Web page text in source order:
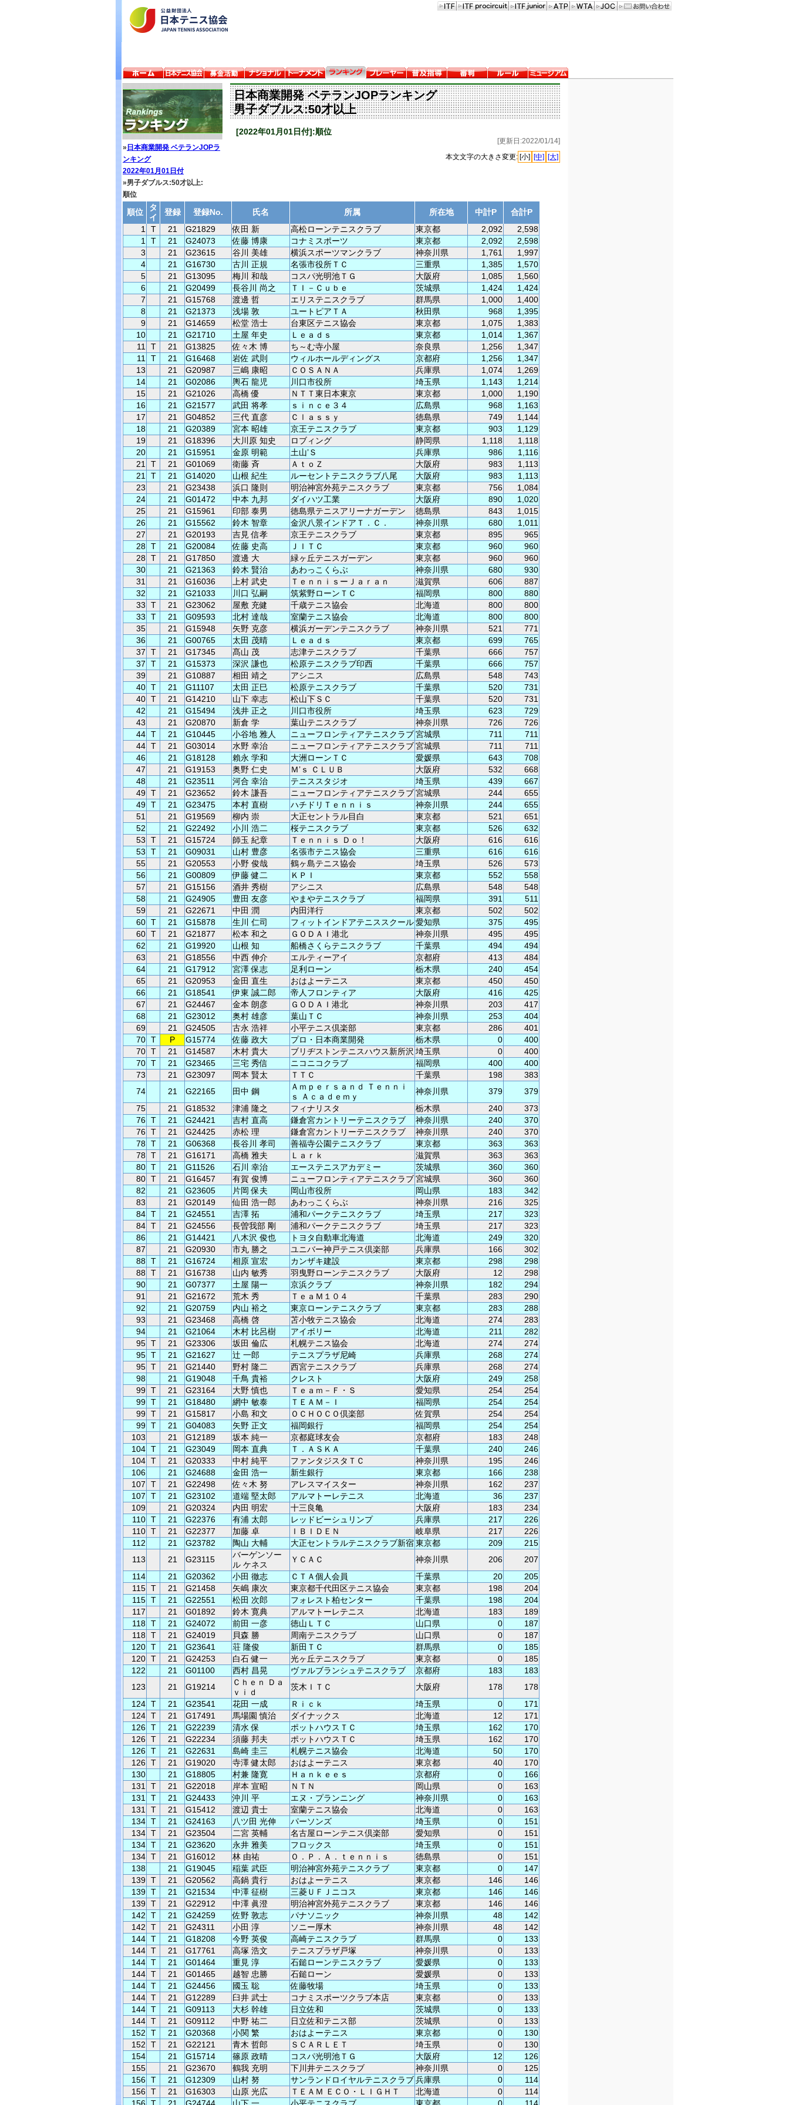
» 日本商業開発 ベテランJOPラ
ンキング
2022年01月01日付
»男子ダブルス:50才以上:
順位
日本商業開発 ベテランJOPランキング
男子ダブルス:50才以上
[2022年01月01日付]:順位
[更新日:2022/01/14]
本文文字の大きさ変更: [小] [中] [大]
順位
タ
イ
登録 登録No. 氏名 所属 所在地 中計P
合計P
1
T 21 G21829 依田 新 高松ローンテニスクラブ 東京都 2,092
2,598
1
T 21 G24073 佐藤 博康 コナミスポーツ 東京都 2,092
2,598
3
21 G23615 谷川 美雄 横浜スポーツマンクラブ 神奈川県 1,761
1,997
4
21 G16730 古川 正規 名張市役所ＴＣ 三重県 1,385
1,570
5
21 G13095 梅川 和哉 コスパ光明池ＴＧ 大阪府 1,085
1,560
6
21 G20499 長谷川 尚之 ＴＩ－Ｃｕｂｅ 茨城県 1,424
1,424
7
21 G15768 渡邊 哲 エリステニスクラブ 群馬県 1,000
1,400
8
21 G21373 浅場 敦 ユートピアＴＡ 秋田県 968
1,395
9
21 G14659 松堂 浩士 台東区テニス協会 東京都 1,075
1,383
10
21 G21710 土屋 年史 Ｌｅａｄｓ 東京都 1,014
1,367
11
T 21 G13825 佐々木 博 ち～む寺小屋 奈良県 1,256
1,347
11
T 21 G16468 岩佐 武則 ウィルホールディングス 京都府 1,256
1,347
13
21 G20987 三嶋 康昭 ＣＯＳＡＮＡ 兵庫県 1,074
1,269
14
21 G02086 輿石 龍児 川口市役所 埼玉県 1,143
1,214
15
21 G21026 高橋 優 ＮＴＴ東日本東京 東京都 1,000
1,190
16
21 G21577 武田 将孝 ｓｉｎｃｅ３４ 広島県 968
1,163
17
21 G04852 三代 直彦 Ｃｌａｓｓｙ 徳島県 749
1,144
18
21 G20389 宮本 昭雄 京王テニスクラブ 東京都 903
1,129
19
21 G18396 大川原 知史 ロブィング 静岡県 1,118
1,118
20
21 G15951 金原 明範 土山’Ｓ 兵庫県 986
1,116
21
T 21 G01069 衛藤 斉 ＡｔｏＺ 大阪府 983
1,113
21
T 21 G14020 山根 紀生 ルーセントテニスクラブ八尾 大阪府 983
1,113
23
21 G23438 浜口 隆則 明治神宮外苑テニスクラブ 東京都 756
1,084
24
21 G01472 中本 九邦 ダイハツ工業 大阪府 890
1,020
25
21 G15961 印部 泰男 徳島県テニスアリーナガーデン 徳島県 843
1,015
26
21 G15562 鈴木 智章 金沢八景インドアＴ．Ｃ． 神奈川県 680
1,011
27
21 G20193 吉見 信孝 京王テニスクラブ 東京都 895
965
28 T 21 G20084 佐藤 史高 ＪＩＴＣ 東京都 960
960
28 T 21 G17850 渡邊 大 緑ヶ丘テニスガーデン 東京都 960
960
30
21 G21363 鈴木 賢治 あわっこくらぶ 神奈川県 680
930
31
21 G16036 上村 武史 ＴｅｎｎｉｓーＪａｒａｎ 滋賀県 606
887
32
21 G21033 川口 弘嗣 筑紫野ローンＴＣ 福岡県 800
880
33
T 21 G23062 屋敷 充健 千歳テニス協会 北海道 800
800
33
T 21 G09593 北村 達哉 室蘭テニス協会 北海道 800
800
35
21 G15948 矢野 克彦 横浜ガーデンテニスクラブ 神奈川県 521
771
36
21 G00765 太田 茂晴 Ｌｅａｄｓ 東京都 699
765
37
T 21 G17345 髙山 茂 志津テニスクラブ 千葉県 666
757
37
T 21 G15373 深沢 謙也 松原テニスクラブ印西 千葉県 666
757
39
21 G10887 相田 靖之 アシニス 広島県 548
743
40 T 21 G11107 太田 正巳 松原テニスクラブ 千葉県 520
731
40 T 21 G14210 山下 幸志 松山下ＳＣ 千葉県 520
731
42
21 G15494 浅井 正之 川口市役所 埼玉県 623
729
43
21 G20870 新倉 学 葉山テニスクラブ 神奈川県 726
726
44 T 21 G10445 小谷地 雅人 ニューフロンティアテニスクラブ宮城県 711
711
44 T 21 G03014 水野 幸治 ニューフロンティアテニスクラブ宮城県 711
711
46
21 G18128 賴永 学和 大洲ローンＴＣ 愛媛県 643
708
47
21 G19153 奥野 仁史 Ｍ’ｓ ＣＬＵＢ 大阪府 532
668
48
21 G23511 河合 幸治 テニススタジオ 埼玉県 439
667
49 T 21 G23652 鈴木 謙吾 ニューフロンティアテニスクラブ宮城県 244
655
49 T 21 G23475 本村 直樹 ハチドリＴｅｎｎｉｓ 神奈川県 244
655
51
21 G19569 柳内 崇 大正セントラル目白 東京都 521
651
52
21 G22492 小川 浩二 桜テニスクラブ 東京都 526
632
53
T 21 G15724 師玉 紀章 Ｔｅｎｎｉｓ Ｄｏ！ 大阪府 616
616
53
T 21 G09031 山村 豊彦 名張市テニス協会 三重県 616
616
55
21 G20553 小野 俊哉 鶴ヶ島テニス協会 埼玉県 526
573
56
21 G00809 伊藤 健二 ＫＰＩ 東京都 552
558
57
21 G15156 酒井 秀樹 アシニス 広島県 548
548
58
21 G24905 豊田 友彦 やまやテニスクラブ 福岡県 391
511
59
21 G22671 中田 潤 内田洋行 東京都 502
502
60 T 21 G15878 生川 仁司 フィットインドアテニススクール愛知県 375
495
60 T 21 G21877 松本 和之 ＧＯＤＡＩ港北 神奈川県 495
495
62
21 G19920 山根 知 船橋さくらテニスクラブ 千葉県 494
494
63
21 G18556 中西 伸介 エルティーアイ 京都府 413
484
64
21 G17912 宮澤 保志 足利ローン 栃木県 240
454
65
21 G20953 金田 直生 おはよーテニス 東京都 450
450
66
21 G18541 伊東 誠二郎 帝人フロンティア 大阪府 416
425
67
21 G24467 金本 朗彦 ＧＯＤＡＩ港北 神奈川県 203
417
68
21 G23012 奥村 雄彦 葉山ＴＣ 神奈川県 253
404
69
21 G24505 古永 浩祥 小平テニス倶楽部 東京都 286
401
70 T P G15774 佐藤 政大 プロ・日本商業開発 栃木県 0
400
70 T 21 G14587 木村 貴大 ブリヂストンテニスハウス新所沢 埼玉県 0
400
70 T 21 G23465 三宅 秀信 ニコニコクラブ 福岡県 400
400
73
21 G23097 岡本 賢太 ＴＴＣ 千葉県 198
383
74
21 G22165 田中 鋼
Ａｍｐｅｒｓａｎｄ Ｔｅｎｎｉ
ｓ Ａｃａｄｅｍｙ
神奈川県 379
379
75
21 G18532 津浦 隆之 フィナリスタ 栃木県 240
373
76 T 21 G24421 吉村 直高 鎌倉宮カントリーテニスクラブ 神奈川県 240
370
76 T 21 G24425 赤松 理 鎌倉宮カントリーテニスクラブ 神奈川県 240
370
78 T 21 G06368 長谷川 孝司 善福寺公園テニスクラブ 東京都 363
363
78 T 21 G16171 高橋 雅夫 Ｌａｒｋ 滋賀県 363
363
80 T 21 G11526 石川 幸治 エーステニスアカデミー 茨城県 360
360
80 T 21 G16457 有賀 俊博 ニューフロンティアテニスクラブ宮城県 360
360
82
21 G23605 片岡 保夫 岡山市役所 岡山県 183
342
83
21 G20149 仙田 浩一郎 あわっこくらぶ 神奈川県 216
325
84 T 21 G24551 吉澤 拓 浦和パークテニスクラブ 埼玉県 217
323
84 T 21 G24556 長曽我部 剛 浦和パークテニスクラブ 埼玉県 217
323
86
21 G14421 八木沢 俊也 トヨタ自動車北海道 北海道 249
320
87
21 G20930 市丸 勝之 ユニバー神戸テニス倶楽部 兵庫県 166
302
88 T 21 G16724 相原 宣宏 カンザキ建設 東京都 298
298
88 T 21 G16738 山内 敏秀 羽曳野ローンテニスクラブ 大阪府 12
298
90
21 G07377 土屋 陽一 京浜クラブ 神奈川県 182
294
91
21 G21672 荒木 秀 ＴｅａＭ１０４ 千葉県 283
290
92
21 G20759 内山 裕之 東京ローンテニスクラブ 東京都 283
288
93
21 G23468 高橋 啓 苫小牧テニス協会 北海道 274
283
94
21 G21064 木村 比呂樹 アイボリー 北海道 211
282
95 T 21 G23306 坂田 倫広 札幌テニス協会 北海道 274
274
95 T 21 G21627 辻 一郎 テニスプラザ尼崎 兵庫県 268
274
95 T 21 G21440 野村 隆二 西宮テニスクラブ 兵庫県 268
274
98
21 G19048 千鳥 貴裕 クレスト 大阪府 249
258
99 T 21 G23164 大野 慎也 Ｔｅａｍ－Ｆ・Ｓ 愛知県 254
254
99 T 21 G18480 網中 敏泰 ＴＥＡＭ－Ｉ 福岡県 254
254
99 T 21 G15817 小島 和文 ＯＣＨＯＣＯ倶楽部 佐賀県 254
254
99 T 21 G04083 矢野 正文 福岡銀行 福岡県 254
254
103
21 G12189 坂本 純一 京都庭球友会 京都府 183
248
104 T 21 G23049 岡本 直典 Ｔ．ＡＳＫＡ 千葉県 240
246
104 T 21 G20333 中村 純平 ファンタジスタＴＣ 神奈川県 195
246
106
21 G24688 金田 浩一 新生銀行 東京都 166
238
107
T 21 G22498 佐々木 努 アレスマイスター 神奈川県 162
237
107
T 21 G23102 道端 堅太郎 アルマトーレテニス 北海道 36
237
109
21 G20324 内田 明宏 十三良亀 大阪府 183
234
110 T 21 G22376 有浦 太郎 レッドビーシュリンプ 兵庫県 217
226
110 T 21 G22377 加藤 卓 ＩＢＩＤＥＮ 岐阜県 217
226
112
21 G23782 陶山 大輔 大正セントラルテニスクラブ新宿東京都 209
215
113
21 G23115
バーゲンソー
ル ケネス
ＹＣＡＣ 神奈川県 206
207
114
21 G20362 小田 徹志 ＣＴＡ個人会員 千葉県 20
205
115 T 21 G21458 矢嶋 康次 東京都千代田区テニス協会 東京都 198
204
115 T 21 G22551 松田 次郎 フォレスト柏センター 千葉県 198
204
117
21 G01892 鈴木 寛典 アルマトーレテニス 北海道 183
189
118 T 21 G24072 前田 一彦 徳山ＬＴＣ 山口県 0
187
118 T 21 G24019 貝森 勝 周南テニスクラブ 山口県 0
187
120 T 21 G23641 荘 隆俊 新田ＴＣ 群馬県 0
185
120 T 21 G24253 白石 健一 光ヶ丘テニスクラブ 東京都 0
185
122
21 G01100 西村 昌晃 ヴァルブランシュテニスクラブ 京都府 183
183
123
21 G19214
Ｃｈｅｎ Ｄａ
ｖｉｄ
茨木ＩＴＣ 大阪府 178
178
124 T 21 G23541 花田 一成 Ｒｉｃｋ 埼玉県 0
171
124 T 21 G17491 馬場園 慎治 ダイナックス 北海道 12
171
126 T 21 G22239 清水 保 ポットハウスＴＣ 埼玉県 162
170
126 T 21 G22234 須藤 邦夫 ポットハウスＴＣ 埼玉県 162
170
126 T 21 G22631 島崎 圭三 札幌テニス協会 北海道 50
170
126 T 21 G19020 寺澤 健太郎 おはよーテニス 東京都 40
170
130
21 G18805 村兼 隆寛 Ｈａｎｋｅｅｓ 京都府 0
166
131
T 21 G22018 岸本 宣昭 ＮＴＮ 岡山県 0
163
131
T 21 G24433 沖川 平 エヌ・プランニング 神奈川県 0
163
131
T 21 G15412 渡辺 貴士 室蘭テニス協会 北海道 0
163
134 T 21 G24163 八ツ田 光伸 パーソンズ 埼玉県 0
151
134 T 21 G23504 二宮 英輔 名古屋ローンテニス倶楽部 愛知県 0
151
134 T 21 G23620 永井 雅美 フロックス 埼玉県 0
151
134 T 21 G16012 林 由祐 Ｏ．Ｐ．Ａ．ｔｅｎｎｉｓ 徳島県 0
151
138
21 G19045 稲葉 武臣 明治神宮外苑テニスクラブ 東京都 0
147
139 T 21 G20562 高鍋 貴行 おはよーテニス 東京都 146
146
139 T 21 G21534 中澤 征樹 三菱ＵＦＪニコス 東京都 146
146
139 T 21 G22912 中澤 眞澄 明治神宮外苑テニスクラブ 東京都 146
146
142
T 21 G24259 佐野 敦志 パナソニック 神奈川県 48
142
142
T 21 G24311 小田 淳 ソニー厚木 神奈川県 48
142
144 T 21 G18208 今野 英俊 高崎テニスクラブ 群馬県 0
133
144 T 21 G17761 高塚 浩文 テニスプラザ戸塚 神奈川県 0
133
144 T 21 G01464 重見 淳 石鎚ローンテニスクラブ 愛媛県 0
133
144 T 21 G01465 越智 忠勝 石鎚ローン 愛媛県 0
133
144 T 21 G24456 國玉 聡 佐藤牧場 埼玉県 0
133
144 T 21 G12289 臼井 武士 コナミスポーツクラブ本店 東京都 0
133
144 T 21 G09113 大杉 幹雄 日立佐和 茨城県 0
133
144 T 21 G09112 中野 祐二 日立佐和テニス部 茨城県 0
133
152
T 21 G20368 小関 繁 おはよーテニス 東京都 0
130
152
T 21 G22121 青木 哲郎 ＳＣＡＲＬＥＴ 埼玉県 0
130
154
21 G15714 篠原 政晴 コスパ光明池ＴＧ 大阪府 12
126
155
21 G23670 鶴我 充明 下川井テニスクラブ 神奈川県 0
125
156 T 21 G12309 山村 努 サンランドロイヤルテニスクラブ兵庫県 0
114
156 T 21 G16303 山原 光広 ＴＥＡＭ ＥＣＯ・ＬＩＧＨＴ 北海道 0
114